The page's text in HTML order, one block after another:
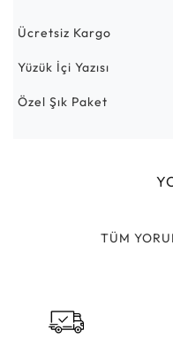
Ücretsiz Kargo
Yüzük İçi Yazısı
Özel Şık Paket
TÜM